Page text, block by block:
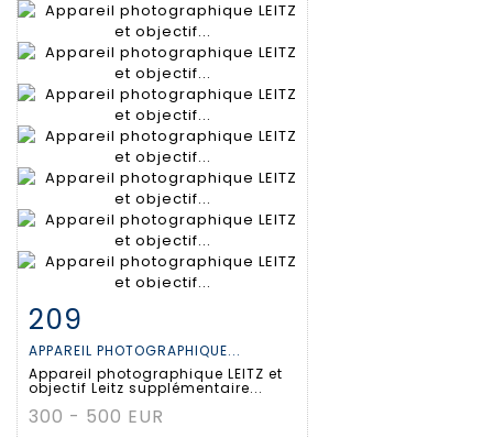
Item detail
209
APPAREIL PHOTOGRAPHIQUE...
Appareil photographique LEITZ et
objectif Leitz supplémentaire...
300 - 500 EUR